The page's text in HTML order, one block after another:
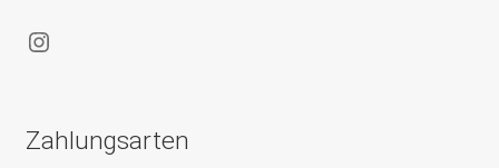
Instagram
Zahlungsarten